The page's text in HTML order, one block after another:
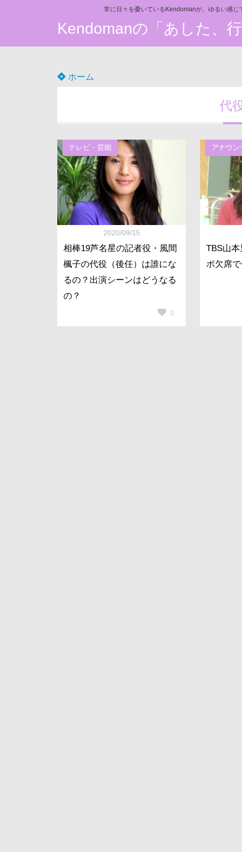
常に日々を憂いているKendomanが、ゆるい感じ
Kendomanの「あした、
ホーム
代
テレビ・芸能
2020/09/15
相棒19芦名星の記者役・風間
楓子の代役（後任）は誰にな
るの？出演シーンはどうなる
の？
0
アナウン
TBS山
ポ欠席